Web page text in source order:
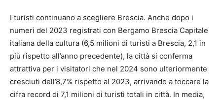
I turisti continuano a scegliere Brescia. Anche dopo i
numeri del 2023 registrati con Bergamo Brescia Capitale
italiana della cultura (6,5 milioni di turisti a Brescia, 2,1 in
più rispetto all’anno precedente), la città si conferma
attrattiva per i visitatori che nel 2024 sono ulteriormente
cresciuti dell’8,7% rispetto al 2023, arrivando a toccare la
cifra record di 7,1 milioni di turisti totali in città. In media,